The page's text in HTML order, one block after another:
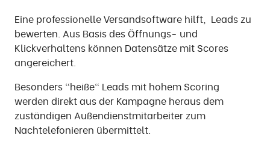
Eine professionelle Versandsoftware hilft, Leads zu
bewerten. Aus Basis des Öffnungs- und
Klickverhaltens können Datensätze mit Scores
angereichert.
Besonders "heiße" Leads mit hohem Scoring
werden direkt aus der Kampagne heraus dem
zuständigen Außendienstmitarbeiter zum
Nachtelefonieren übermittelt.